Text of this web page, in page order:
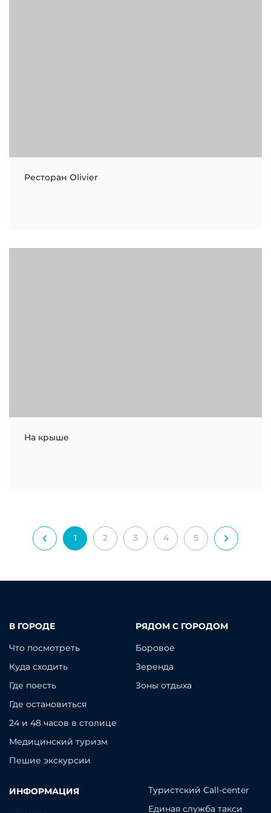
Ресторан Olivier
На крыше
1 2 3 4 5
В ГОРОДЕ
Что посмотреть
Куда сходить
Где поесть
Где остановиться
24 и 48 часов в столице
Медицинский туризм
Пешие экскурсии
РЯДОМ С ГОРОДОМ
Боровое
Зеренда
Зоны отдыха
ИНФОРМАЦИЯ
Туристский Call-center
Единая служба такси